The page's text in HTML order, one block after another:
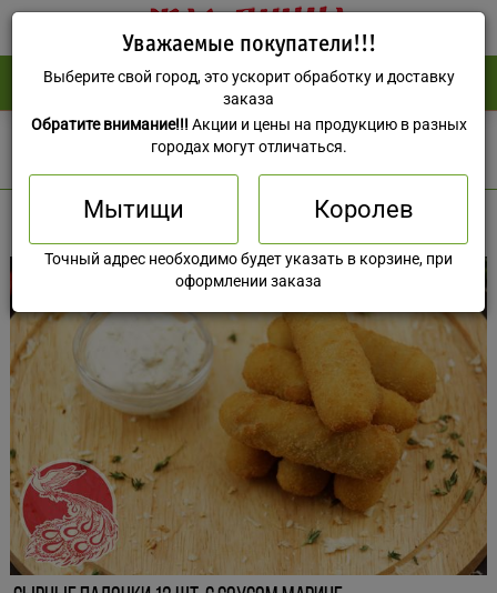
Уважаемые покупатели!!!
Выберите свой город, это ускорит обработку и доставку
заказа
Обратите внимание!!! Акции и цены на продукцию в разных
городах могут отличаться.
Мытищи Королев
Точный адрес необходимо будет указать в корзине, при
оформлении заказа
(495) 588-73-37 0 руб
Мытищи